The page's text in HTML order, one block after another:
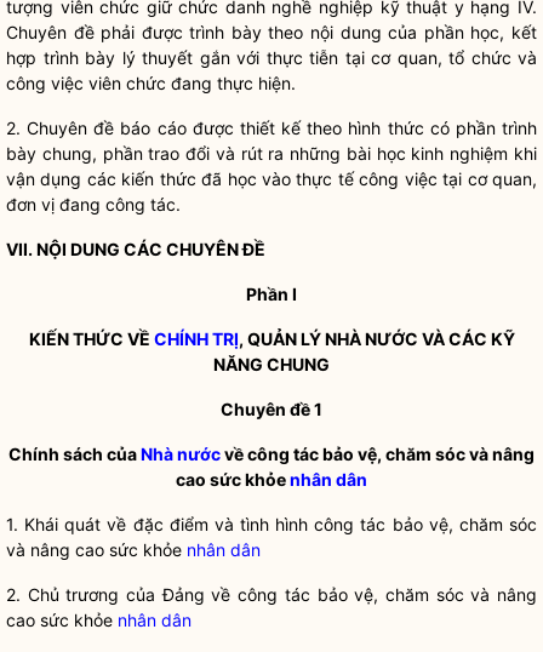
tượng viên chức giữ chức danh nghề nghiệp kỹ thuật y hạng IV.
Chuyên đề phải được trình bày theo nội dung của phần học, kết
hợp trình bày lý thuyết gắn với thực tiễn tại cơ quan, tổ chức và
công việc viên chức đang thực hiện.
2. Chuyên đề báo cáo được thiết kế theo hình thức có phần trình
bày chung, phần trao đổi và rút ra những bài học kinh nghiệm khi
vận dụng các kiến thức đã học vào thực tế công việc tại cơ quan,
đơn vị đang công tác.
VII. NỘI DUNG CÁC CHUYÊN ĐỀ
Phần I
KIẾN THỨC VỀ CHÍNH TRỊ, QUẢN LÝ NHÀ NƯỚC VÀ CÁC KỸ
NĂNG CHUNG
Chuyên đề 1
Chính sách củaNhà nướcvềcông tácbảo vệ, chăm sóc và nâng
cao sức khỏenhân dân
1. Khái quát về đặc điểm và tình hìnhcông tác bảo vệ, chăm sóc
và nâng cao sức khỏe nhân dân
2. Chủ trương của Đảng vềcông tác bảo vệ, chăm sóc và nâng
cao sức khỏe nhân dân